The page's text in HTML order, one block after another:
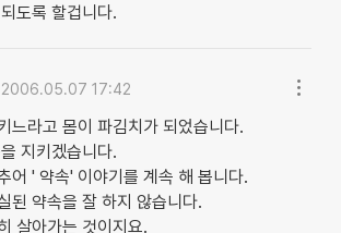
도록 할겁니다.
2006.05.07 17:42
느라고 몸이 파김치가 되었습니다.
지키겠습니다.
어 ' 약속' 이야기를 계속 해 봅니다.
된 약속을 잘 하지 않습니다.
살아가는 것이지요.